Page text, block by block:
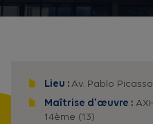
Lieu :Av. Pablo
Maîtrise d'œuvre :
14ème (13)